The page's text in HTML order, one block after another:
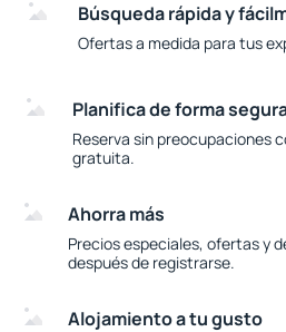
Búsqueda rápida y
Ofertas a medida para tus
Planifica de forma
Reserva sin preocupaciones
gratuita.
Ahorra más
Precios especiales, ofertas y
después de registrarse.
Alojamiento a tu gusto